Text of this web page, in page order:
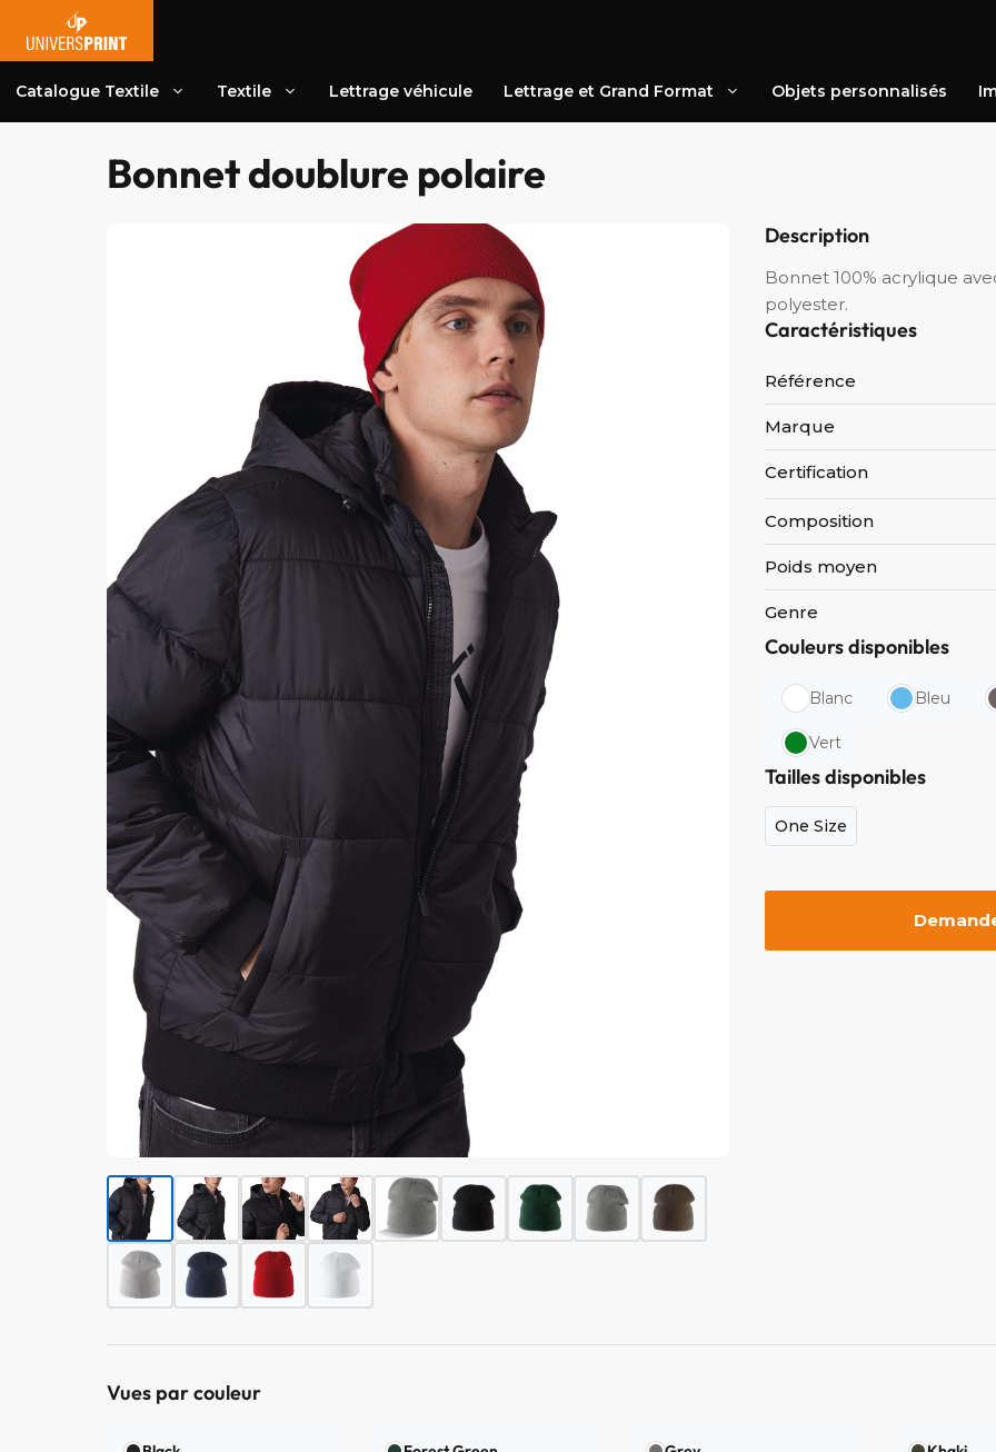
contenu
Catalogue Textile Textile Lettrage véhicule Lettrage et Grand Format Objets personnalisés
Bonnet doublure polaire
Description
Bonnet 100% acrylique
polyester.
Caractéristiques
Référence
Marque
Certification
Composition
Poids moyen
Genre
Couleurs disponibles
Blanc Bleu
Vert
Tailles disponibles
One Size
Vues par couleur